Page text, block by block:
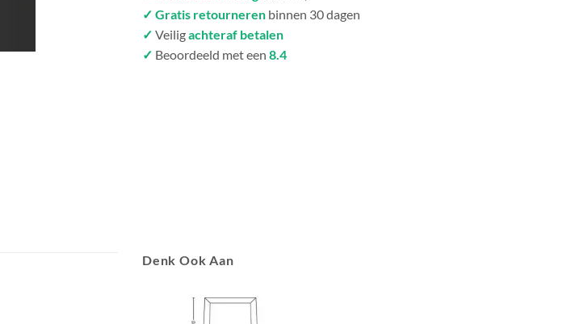
✓ Gratis retourneren binnen 30 dagen
✓ Veiligachteraf betalen
✓ Beoordeeld met een 8.4
Denk Ook Aan